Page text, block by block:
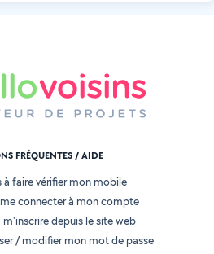
FRÉQUENTES / AIDE
à faire vérifier mon mobile
me connecter à mon compte
m'inscrire depuis le site web
/ modifier mon mot de passe